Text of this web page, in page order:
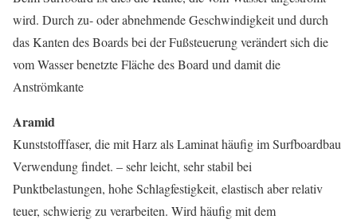
wird. Durch zu- oder abnehmende Geschwindigkeit und durch
das Kanten des Boards bei der Fußsteuerung verändert sich die
vom Wasser benetzte Fläche des Board und damit die
Anströmkante
Aramid
Kunststofffaser, die mit Harz als Laminat häufig im Surfboardbau
Verwendung findet. – sehr leicht, sehr stabil bei
Punktbelastungen, hohe Schlagfestigkeit, elastisch aber relativ
teuer, schwierig zu verarbeiten. Wird häufig mit dem